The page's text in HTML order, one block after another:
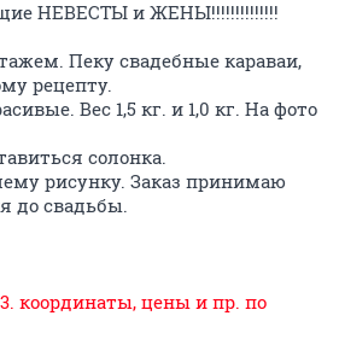
НЕВЕСТЫ и ЖЕНЫ!!!!!!!!!!!!!!
Пеку свадебные караваи,
рецепту.
Вес 1,5 кг. и 1,0 кг. На фото
солонка.
рисунку. Заказ принимаю
до свадьбы.
координаты, цены и пр. по